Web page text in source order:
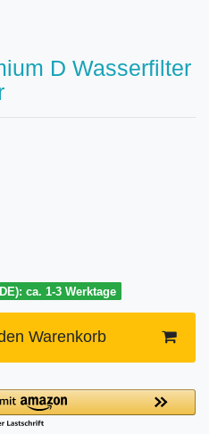
D Wasserfilter
ca. 1-3 Werktage
Warenkorb